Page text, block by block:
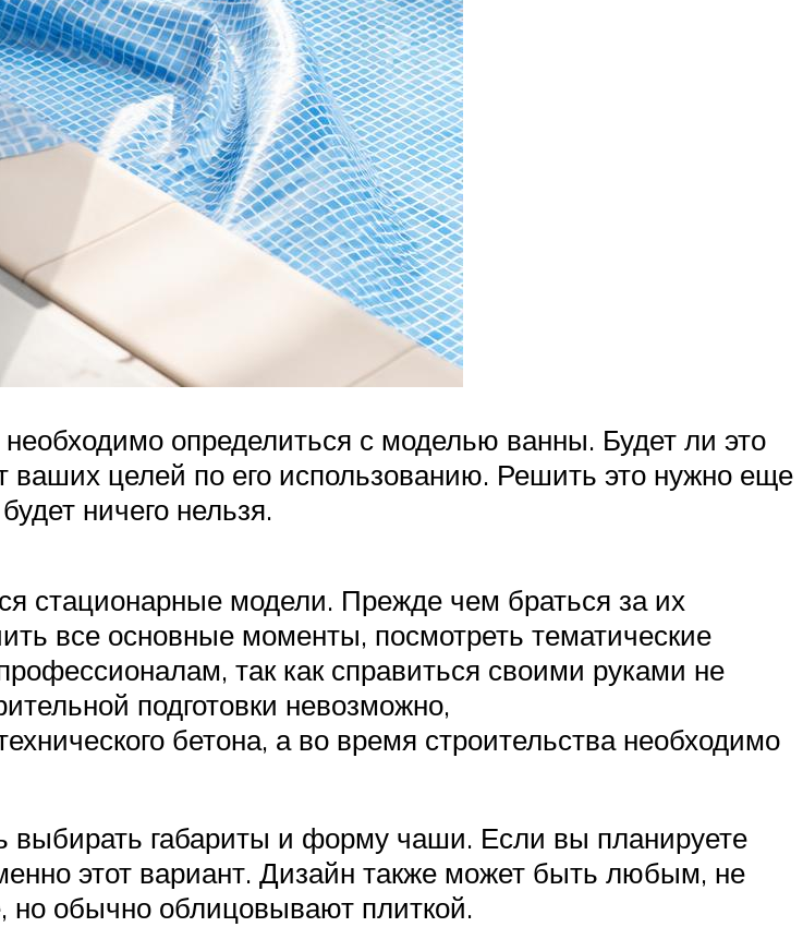
определиться с моделью ванны. Будет ли это
ваших целей по его использованию. Решить это нужно еще
ничего нельзя.
стационарные модели. Прежде чем браться за их
все основные моменты, посмотреть тематические
так как справиться своими руками не
подготовки невозможно,
бетона, а во время строительства необходимо
выбирать габариты и форму чаши. Если вы планируете
этот вариант. Дизайн также может быть любым, не
но обычно облицовывают плиткой.